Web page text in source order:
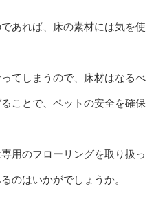
あれば、床の素材には気を使
てしまうので、床材はなるべ
ことで、ペットの安全を確保
用のフローリングを取り扱っ
のはいかがでしょうか。